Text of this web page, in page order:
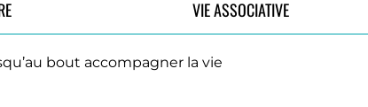
VIE ASSOCIATIVE
bout accompagner la vie